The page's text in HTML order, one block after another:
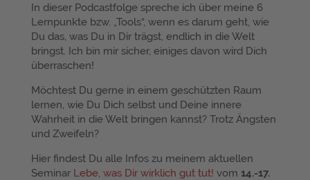
In dieser Podcastfolge spreche ich über meine 6
Lernpunkte bzw. „Tools“, wenn es darum geht, wie
Du das, was Du in Dir trägst, endlich in die Welt
bringst. Ich bin mir sicher, einiges davon wird Dich
überraschen!
Möchtest Du gerne in einem geschützten Raum
lernen, wie Du Dich selbst und Deine innere
Wahrheit in die Welt bringen kannst? Trotz Ängsten
und Zweifeln?
Hier findest Du alle Infos zu meinem aktuellen
Seminar Lebe, was Dir wirklich gut tut! vom 14.-17.